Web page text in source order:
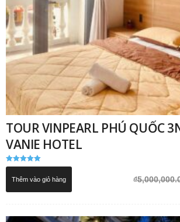
TOUR VINPEARL PHÚ QUỐC
VANIE HOTEL
Được xếp
5.00
₫
Thêm vào giỏ hàng